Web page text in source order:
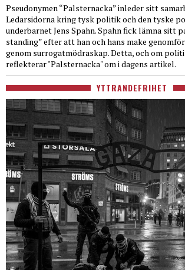
Pseudonymen “Palsternacka” inleder sitt
Ledarsidorna kring tysk politik och den tyske
underbarnet Jens Spahn. Spahn fick lämna sitt
standing” efter att han och hans make
genom surrogatmödraskap. Detta, och om
reflekterar "Palsternacka" om i dagens artikel.
YTTRANDEFRIHET